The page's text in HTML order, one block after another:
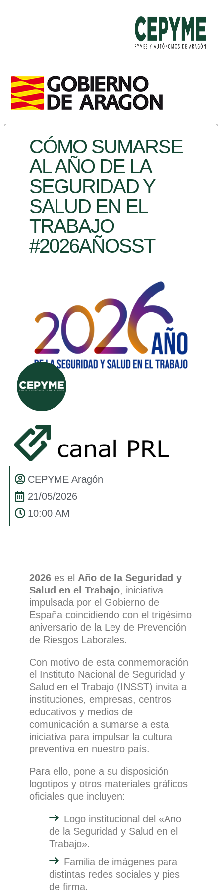
CÓMO SUMARSE
AL AÑO DE LA
SEGURIDAD Y
SALUD EN EL
TRABAJO
#2026AÑOSST
CEPYME Aragón
21/05/2026
10:00 AM
2026 es el Año de la Seguridad y
Salud en el Trabajo, iniciativa
impulsada por el Gobierno de
España coincidiendo con el trigésimo
aniversario de la Ley de Prevención
de Riesgos Laborales.
Con motivo de esta conmemoración
el Instituto Nacional de Seguridad y
Salud en el Trabajo (INSST) invita a
instituciones, empresas, centros
educativos y medios de
comunicación a sumarse a esta
iniciativa para impulsar la cultura
preventiva en nuestro país.
Para ello, pone a su disposición
logotipos y otros materiales gráficos
oficiales que incluyen:
Logo institucional del «Año
de la Seguridad y Salud en el
Trabajo».
Familia de imágenes para
distintas redes sociales y pies
de firma.